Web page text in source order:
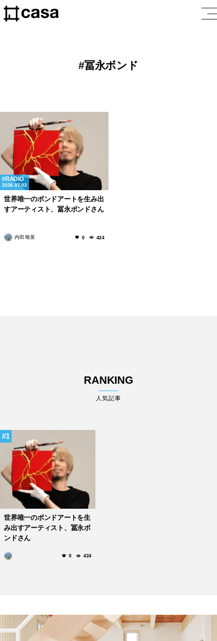
冨永ボンド
RADIO
2026.07.02
世界唯一のボンドアートを生み出
すアーティスト、冨永ボンドさん
内田 唯菜 0 424
RANKING
人気記事
1
世界唯一のボンドアートを生
み出すアーティスト、冨永ボ
ンドさん
0 424